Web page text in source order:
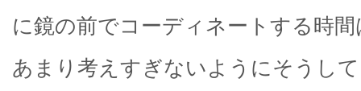
に鏡の前でコーディネートする時
あまり考えすぎないようにそうし